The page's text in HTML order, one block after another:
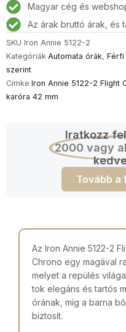
karóra
42
mm
mennyiség
Magyar cég és
Az árak bruttó árak, és
SKU Iron Annie 5122-2
Kategóriák Automata órák, Férfi
szerint
Címke Iron Annie 5122-2 Flight
karóra 42 mm
Iratkozz
2000 vagy
Tovább a
Az Iron Annie 5122-2
Chrono egy magával
melyet a repülés
tok elegáns és tartós
órának, míg a barna
biztosít.